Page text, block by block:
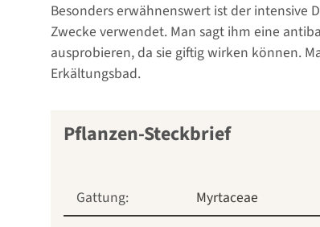
Besonders erwähnenswert ist der intensive
Zwecke verwendet. Man sagt ihm eine
ausprobieren, da sie giftig wirken können.
Erkältungsbad.
Pflanzen-Steckbrief
Gattung: Myrtaceae